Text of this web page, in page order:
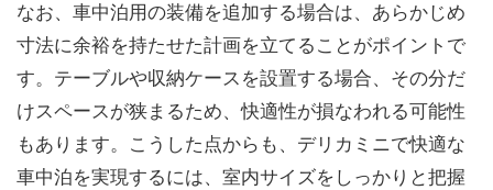
なお、車中泊用の装備を追加する場合は、あらかじめ
寸法に余裕を持たせた計画を立てることがポイントで
す。テーブルや収納ケースを設置する場合、その分だ
けスペースが狭まるため、快適性が損なわれる可能性
もあります。こうした点からも、デリカミニで快適な
車中泊を実現するには、室内サイズをしっかりと把握